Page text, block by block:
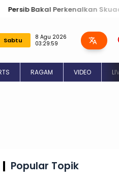
Skuad untuk BRI Liga 1
Sabtu
8 Agu 2026
03:30:00
RAGAM VIDEO
Popular Topik